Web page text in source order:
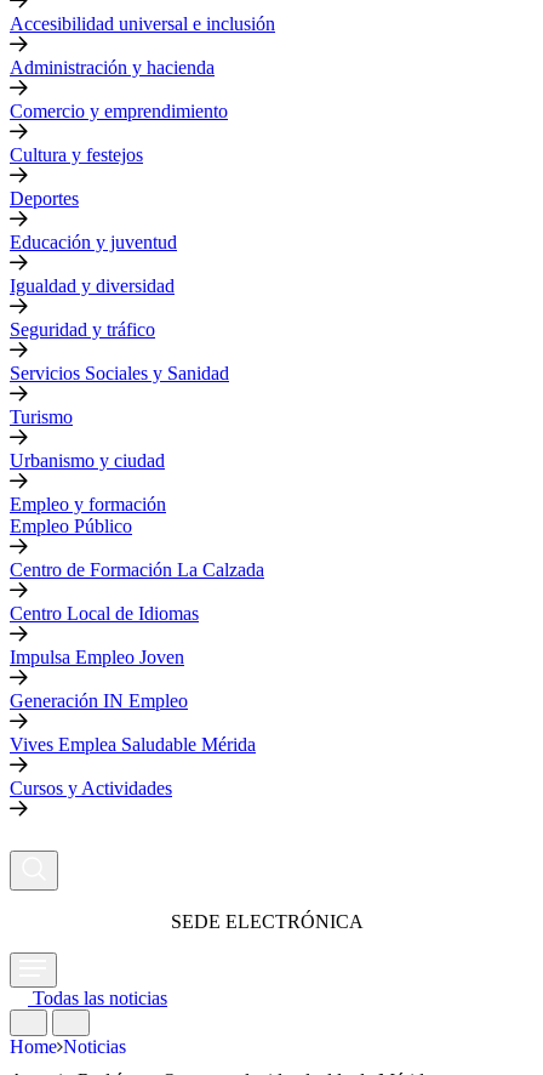
Accesibilidad universal e inclusión
Administración y hacienda
Comercio y emprendimiento
Cultura y festejos
Deportes
Educación y juventud
Igualdad y diversidad
Seguridad y tráfico
Servicios Sociales y Sanidad
Turismo
Urbanismo y ciudad
Empleo y formación
Empleo Público
Centro de Formación La Calzada
Centro Local de Idiomas
Impulsa Empleo Joven
Generación IN Empleo
Vives Emplea Saludable Mérida
Cursos y Actividades
SEDE ELECTRÓNICA
Todas las noticias
Home Noticias